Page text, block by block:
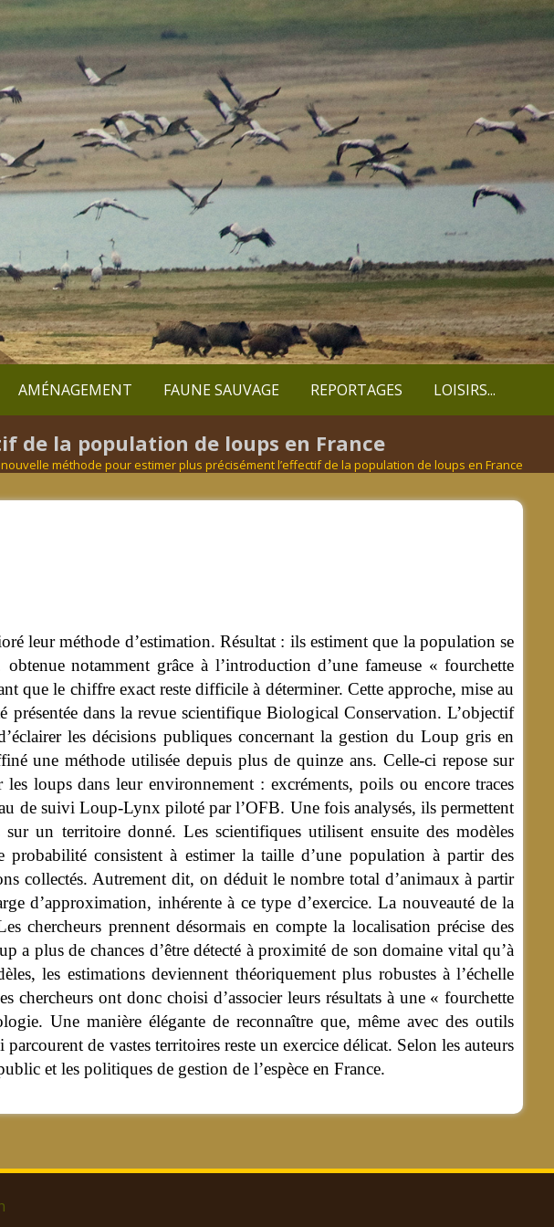
AMÉNAGEMENT FAUNE SAUVAGE REPORTAGES LOISIRS...
de la population de loups en France
méthode pour estimer plus précisément l’effectif de la population de loups en France
leur méthode d’estimation. Résultat : ils estiment que la population se
notamment grâce à l’introduction d’une fameuse « fourchette
que le chiffre exact reste difficile à déterminer. Cette approche, mise au
présentée dans la revue scientifique Biological Conservation.L’objectif
les décisions publiques concernant la gestion du Loup gris en
une méthode utilisée depuis plus de quinze ans. Celle-ci repose sur
les loups dans leur environnement : excréments, poils ou encore traces
de suivi Loup-Lynx piloté par l’OFB. Une fois analysés, ils permettent
un territoire donné. Les scientifiques utilisent ensuite des modèles
probabilité consistent à estimer la taille d’une population à partir des
collectés. Autrement dit, on déduit le nombre total d’animaux à partir
d’approximation, inhérente à ce type d’exercice. La nouveauté de la
chercheurs prennent désormais en compte la localisation précise des
a plus de chances d’être détecté à proximité de son domaine vital qu’à
les estimations deviennent théoriquement plus robustes à l’échelle
chercheurs ont donc choisi d’associer leurs résultats à une « fourchette
Une manière élégante de reconnaître que, même avec des outils
de vastes territoires reste un exercice délicat. Selon les auteurs
et les politiques de gestion de l’espèce en France.